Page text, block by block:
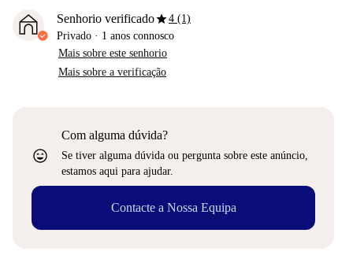
Senhorio verificadostar4 (1)
Privado · 1 anos connosco
Mais sobre este senhorio
Mais sobre a verificação
sentiment_very_satisfied
Com alguma dúvida?
Se tiver alguma dúvida ou pergunta sobre este anúncio,
estamos aqui para ajudar.
Contacte a Nossa Equipa